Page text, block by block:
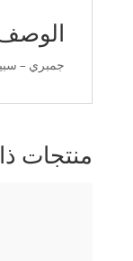
جمبري –
منتجات